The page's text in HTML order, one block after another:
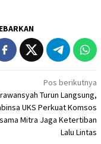
Pos berikutnya
Turun Langsung,
UKS Perkuat Komsos
Mitra Jaga Ketertiban
Lalu Lintas